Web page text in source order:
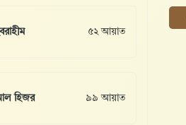
৫২ আয়াত
হিজর ৯৯ আয়াত